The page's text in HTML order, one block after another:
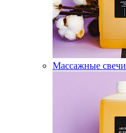
Массажные свечи